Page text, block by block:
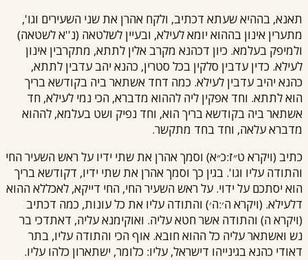
תאנא, בההיא שעתא דכתיב, ולקח אהרן את שני השעירים וגו',
מתערין אינון בההוא יומא לעילא, ובעיין לשלטאה (נ''א לשטאה)
ולמיפק בעלמא. כיון דכהנא מקרב אלין לתתא, מתקרבין אינון
לעילא. כדין עדבין סלקין בכל סטרין, כהנא יהב עדבין לתתא,
כהנא יהיב עדבין לעילא. כמה דחד אשתאר ביה בקודשא בריך
הוא לתתא. וחד אפקין ליה לההוא מדברא, הכי נמי לעילא, חד
אשתאר ביה בקודשא בריך הוא, וחד נפיק ושט בעלמא, לההוא
מדברא עלאה, וחד בחד מתקשר.
כתיב (ויקרא ט״ז:כ״א) וסמך אהרן את שתי ידיו על ראש השעיר החי
והתודה עליו וגו'. בגין כך וסמך אהרן את שתי ידיו, דקודשא בריך
הוא יסתכם על ידוי. על ראש השעיר החי, החי דייקא, לאכללא ההוא
דלעילא. (ויקרא ה׳:ה׳) והתודה עליו את כל עונות, כמה דכתיב
(ויקרא ה) והתודה אשר חטא עליה. ואוקימנא עליה, דאתדכי בר
נש ואשתאר עליה כל ההוא חובא. אוף הכי והתודה עליו, בתר
דאודי כהנא בגינייהו דישראל, עליו: כלומר, ישתארון כלהו עליו.